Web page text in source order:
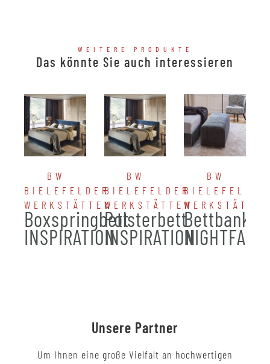
WEITERE PRODUKTE
Das könnte Sie auch interessieren
BW
BIELEFELDER
WERKSTÄTTEN
Boxspringbett
INSPIRATION
BW
BIELEFELDER
WERKSTÄTTEN
Polsterbett
INSPIRATION
BW
BIELEFELDER
Bettbank
NIGHTFALL
Unsere Partner
Um Ihnen eine große Vielfalt an hochwertigen